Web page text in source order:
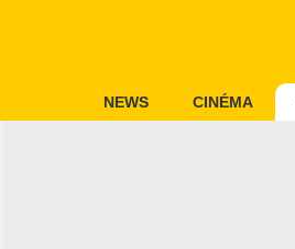
NEWS CINÉMA